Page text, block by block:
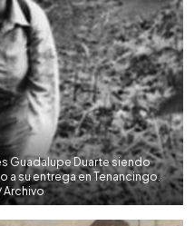
Guadalupe Duarte siendo
su entrega en Tenancingo.
Archivo